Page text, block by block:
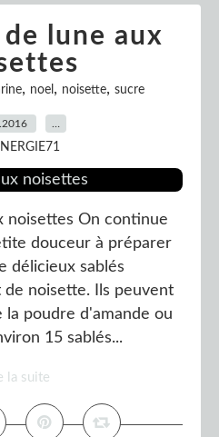
lune aux
, noel, noisette, sucre
noisettes On continue
douceur à préparer
délicieux sablés
noisette. Ils peuvent
la poudre d'amande ou
15 sablés...
la suite